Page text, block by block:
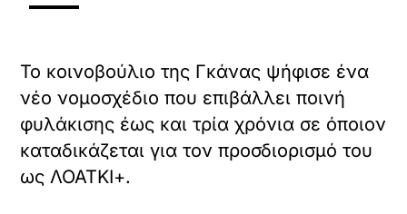
Το κοινοβούλιο της Γκάνας ψήφισε ένα
νέο νομοσχέδιο που επιβάλλει ποινή
φυλάκισης έως και τρία χρόνια σε όποιον
καταδικάζεται για τον προσδιορισμό του
ως ΛΟΑΤΚΙ+.